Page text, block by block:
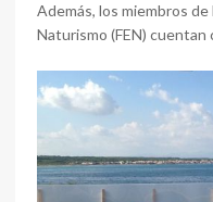
Además, los miembros
Naturismo (FEN)